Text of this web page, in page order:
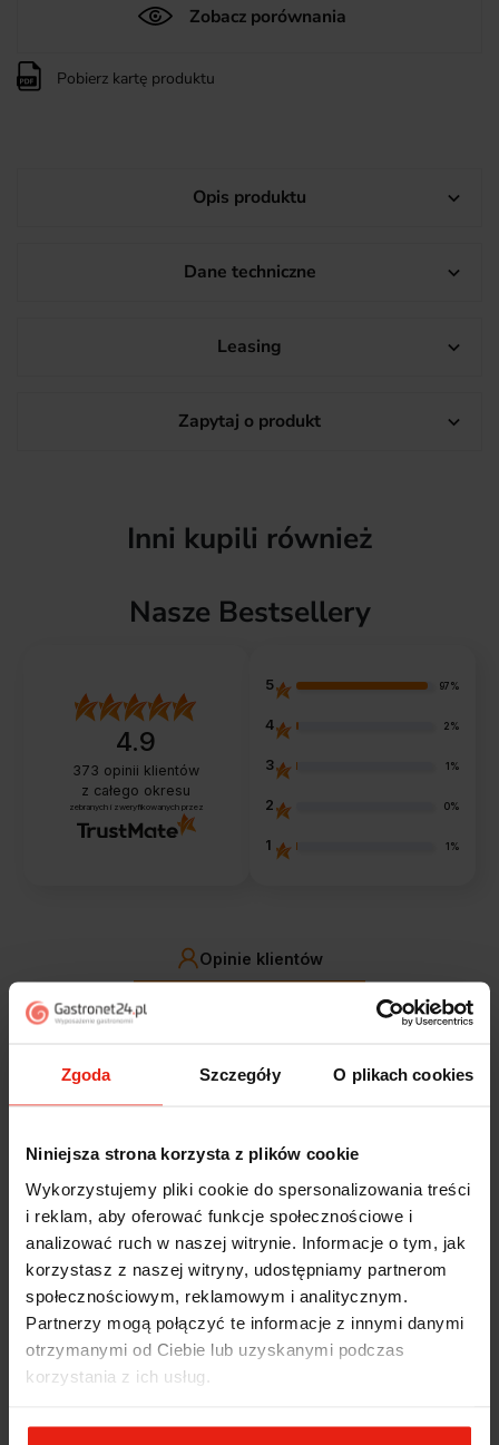
Zgoda Szczegóły O plikach cookies
Niniejsza strona korzysta z plików cookie
Wykorzystujemy pliki cookie do spersonalizowania treści
i reklam, aby oferować funkcje społecznościowe i
analizować ruch w naszej witrynie. Informacje o tym, jak
korzystasz z naszej witryny, udostępniamy partnerom
społecznościowym, reklamowym i analitycznym.
Partnerzy mogą połączyć te informacje z innymi danymi
otrzymanymi od Ciebie lub uzyskanymi podczas
korzystania z ich usług.
Zobacz porównania
Pobierz kartę produktu
Opis produktu 
Dane techniczne 
Leasing 
Zapytaj o produkt 
Inni kupili również
Nasze Bestsellery
4.9
373 opinii klientów
z całego okresu
zebranych i zweryfikowanych przez
5 97%
4 2%
3 1%
2 0%
1 1%
Opinie klientów
filtry
Jak zbieramy opinie?
Marcin
Polecam szybko sprawnie dobrze zapakowane
Zostałem świetnie obsłużony. Brawa dla pracowników.
Alicja zweryfikowano
5
Jestem zaskoczona, że ta paczka dotarła do mnie tak
szybko. Paczka dotarła cała i zdrowa. Szybko,
sprawnie, bez problemów. Bardzo pomocna obsługa
klienta.